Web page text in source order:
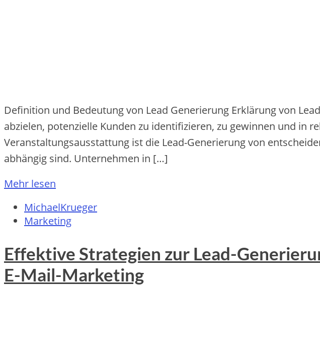
Definition und Bedeutung von Lead Generierung Erklärung von
abzielen, potenzielle Kunden zu identifizieren, zu gewinnen und in
Veranstaltungsausstattung ist die Lead-Generierung von
abhängig sind. Unternehmen in […]
Mehr lesen
MichaelKrueger
Marketing
Effektive Strategien zur Lead-
E-Mail-Marketing